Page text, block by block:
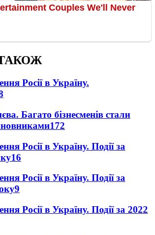
Росії в Україну.
Багато бізнесменів стали
172
Росії в Україну. Події за
16
Росії в Україну. Події за
9
Росії в Україну. Події за 2022